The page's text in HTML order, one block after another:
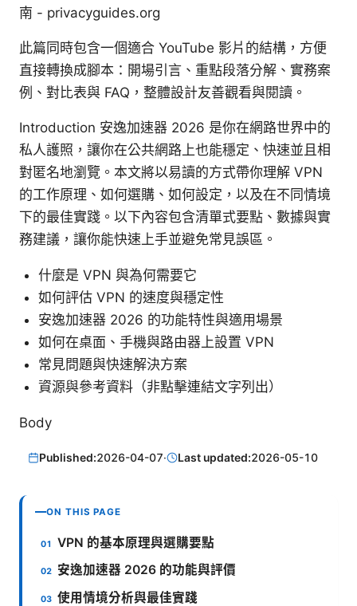
南 - privacyguides.org
此篇同時包含一個適合 YouTube 影片的結構，方便
直接轉換成腳本：開場引言、重點段落分解、實務案
例、對比表與 FAQ，整體設計友善觀看與閱讀。
Introduction 安逸加速器 2026 是你在網路世界中的
私人護照，讓你在公共網路上也能穩定、快速並且相
對匿名地瀏覽。本文將以易讀的方式帶你理解 VPN
的工作原理、如何選購、如何設定，以及在不同情境
下的最佳實踐。以下內容包含清單式要點、數據與實
務建議，讓你能快速上手並避免常見誤區。
什麼是 VPN 與為何需要它
如何評估 VPN 的速度與穩定性
安逸加速器 2026 的功能特性與適用場景
如何在桌面、手機與路由器上設置 VPN
常見問題與快速解決方案
資源與參考資料（非點擊連結文字列出）
Body
Published:2026-04-07· Last updated:2026-05-10
ON THIS PAGE
VPN 的基本原理與選購要點
安逸加速器 2026 的功能與評價
使用情境分析與最佳實踐